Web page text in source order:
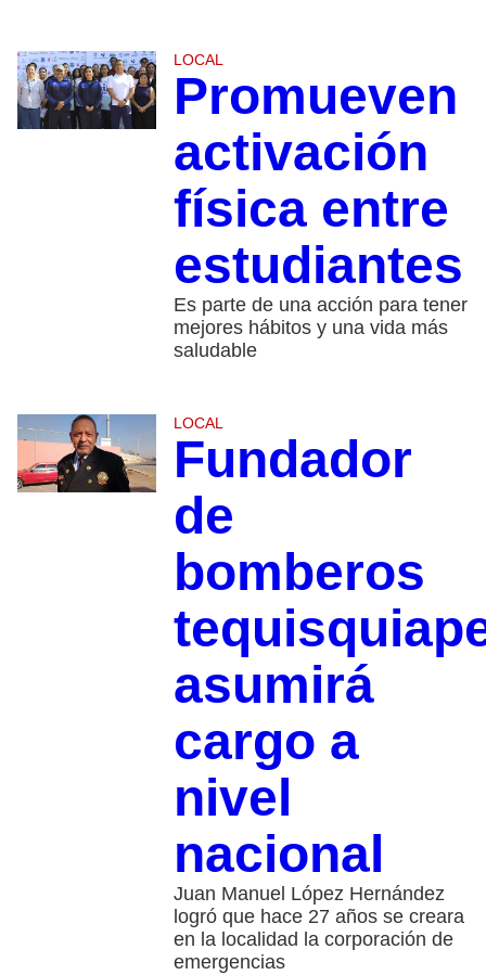
LOCAL
Promueven
activación
física entre
estudiantes
Es parte de una acción para tener
mejores hábitos y una vida más
saludable
LOCAL
Fundador
de
bomberos
asumirá
cargo a
nivel
nacional
Juan Manuel López Hernández
logró que hace 27 años se creara
en la localidad la corporación de
emergencias